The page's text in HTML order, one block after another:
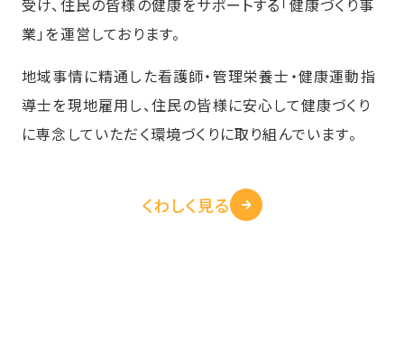
業」を運営しております。
地域事情に精通した看護師・管理栄養士・健康運動指
導士を現地雇用し、住民の皆様に安心して健康づくり
に専念していただく環境づくりに取り組んでいます。
くわしく見る